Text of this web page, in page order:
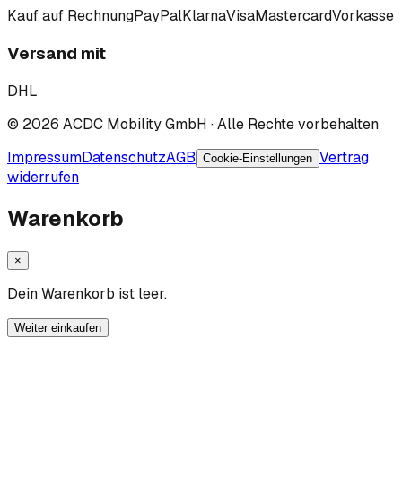
Kauf auf RechnungPayPalKlarnaVisaMastercardVorkasse
Versand mit
DHL
© 2026 ACDC Mobility GmbH · Alle Rechte vorbehalten
ImpressumDatenschutzAGB Cookie-Einstellungen Vertrag
widerrufen
Warenkorb
×
Dein Warenkorb ist leer.
Weiter einkaufen